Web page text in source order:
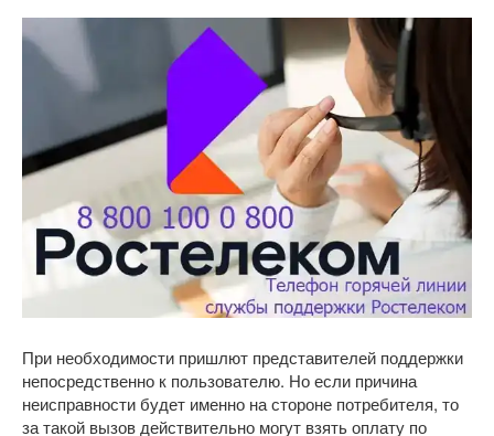
При необходимости пришлют представителей поддержки
непосредственно к пользователю. Но если причина
неисправности будет именно на стороне потребителя, то
за такой вызов действительно могут взять оплату по